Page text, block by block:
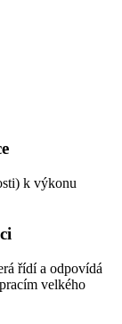
k výkonu
řídí a odpovídá
velkého